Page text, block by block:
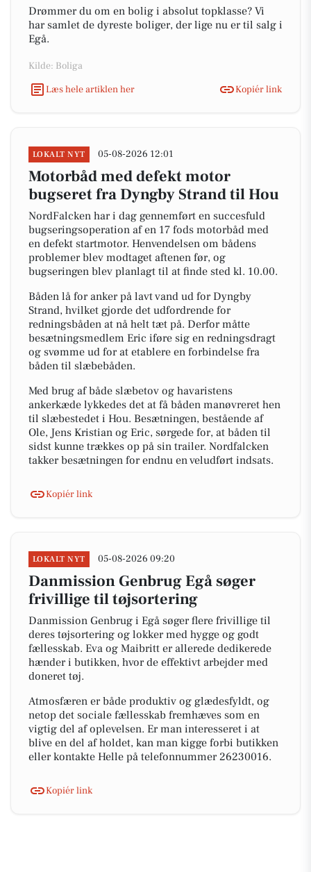
Drømmer du om en bolig i absolut topklasse? Vi
har samlet de dyreste boliger, der lige nu er til salg i
Egå.
Kilde: Boliga
Læs hele artiklen her
Kopiér link
LOKALT NYT 05-08-2026 12:01
Motorbåd med defekt motor
bugseret fra Dyngby Strand til Hou
NordFalcken har i dag gennemført en succesfuld
bugseringsoperation af en 17 fods motorbåd med
en defekt startmotor. Henvendelsen om bådens
problemer blev modtaget aftenen før, og
bugseringen blev planlagt til at finde sted kl. 10.00.
Båden lå for anker på lavt vand ud for Dyngby
Strand, hvilket gjorde det udfordrende for
redningsbåden at nå helt tæt på. Derfor måtte
besætningsmedlem Eric iføre sig en redningsdragt
og svømme ud for at etablere en forbindelse fra
båden til slæbebåden.
Med brug af både slæbetov og havaristens
ankerkæde lykkedes det at få båden manøvreret hen
til slæbestedet i Hou. Besætningen, bestående af
Ole, Jens Kristian og Eric, sørgede for, at båden til
sidst kunne trækkes op på sin trailer. Nordfalcken
takker besætningen for endnu en veludført indsats.
Kopiér link
LOKALT NYT 05-08-2026 09:20
Danmission Genbrug Egå søger
frivillige til tøjsortering
Danmission Genbrug i Egå søger flere frivillige til
deres tøjsortering og lokker med hygge og godt
fællesskab. Eva og Maibritt er allerede dedikerede
hænder i butikken, hvor de effektivt arbejder med
doneret tøj.
Atmosfæren er både produktiv og glædesfyldt, og
netop det sociale fællesskab fremhæves som en
vigtig del af oplevelsen. Er man interesseret i at
blive en del af holdet, kan man kigge forbi butikken
eller kontakte Helle på telefonnummer 26230016.
Kopiér link